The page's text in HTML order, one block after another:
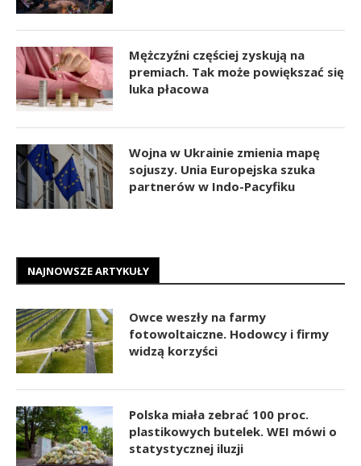
Mężczyźni częściej zyskują na
premiach. Tak może powiększać się
luka płacowa
Wojna w Ukrainie zmienia mapę
sojuszy. Unia Europejska szuka
partnerów w Indo-Pacyfiku
NAJNOWSZE ARTYKUŁY
Owce weszły na farmy
fotowoltaiczne. Hodowcy i firmy
widzą korzyści
Polska miała zebrać 100 proc.
plastikowych butelek. WEI mówi o
statystycznej iluzji